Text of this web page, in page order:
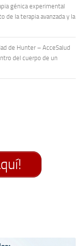
génica experimental
de la terapia avanzada y la
de Hunter – AcceSalud
del cuerpo de un